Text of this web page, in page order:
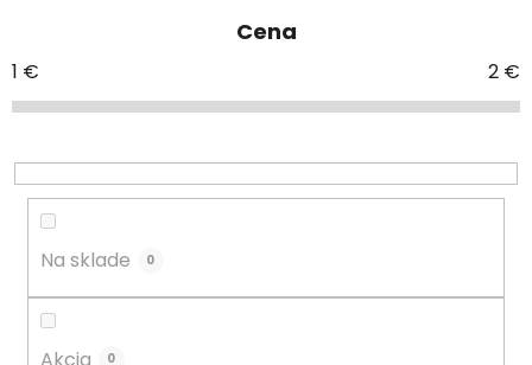
i
e
r
o
Cena
1 € 2 €
Na sklade 0
Akcia 0